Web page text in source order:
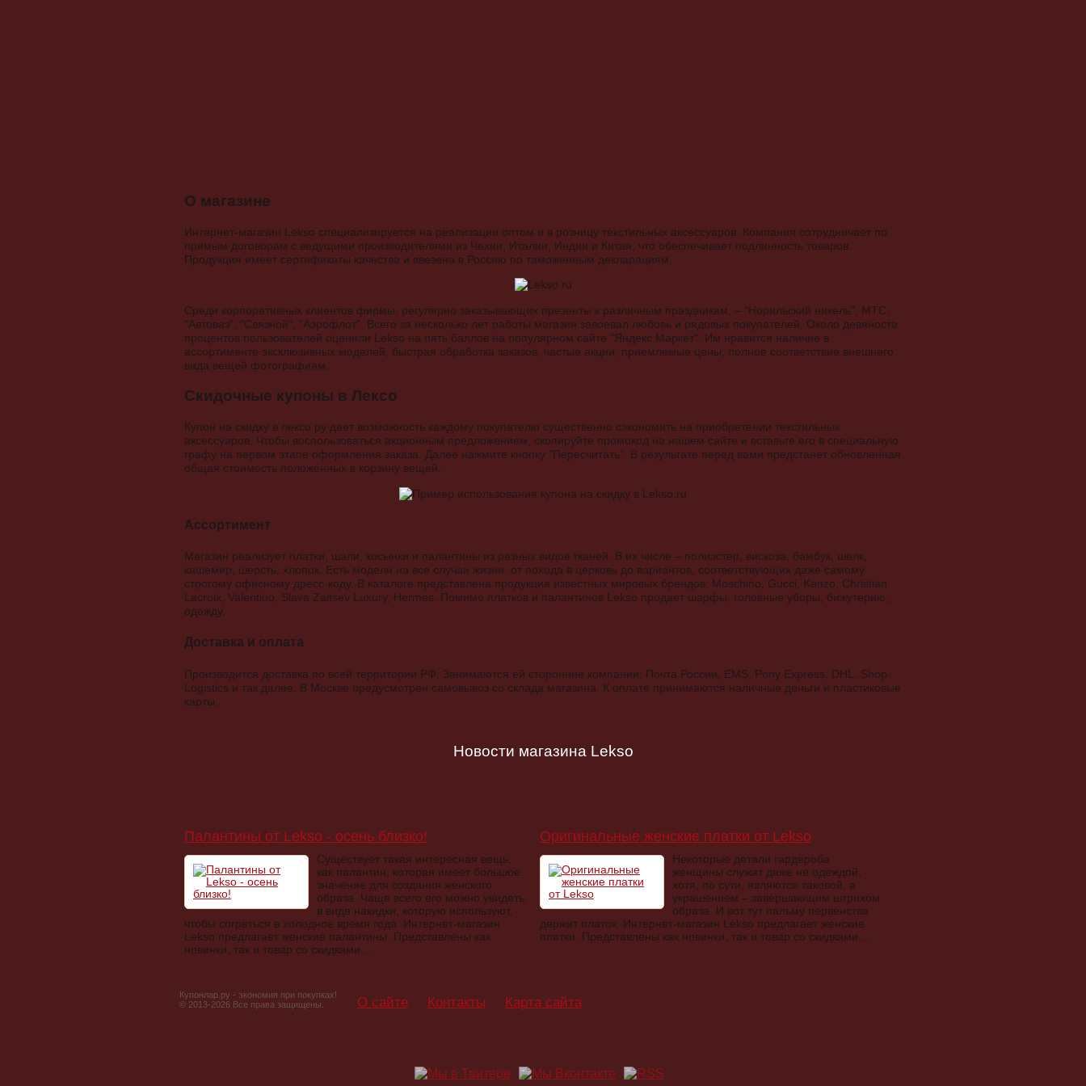
О магазине
Интернет-магазин Lekso специализируется на реализации оптом и в розницу текстильных аксессуаров. Компания сотрудничает по
прямым договорам с ведущими производителями из Чехии, Италии, Индии и Китая, что обеспечивает подлинность товаров.
Продукция имеет сертификаты качества и ввезена в Россию по таможенным декларациям.
Среди корпоративных клиентов фирмы, регулярно заказывающих презенты к различным праздникам, – "Норильский никель", МТС,
"Автоваз", "Связной", "Аэрофлот". Всего за несколько лет работы магазин завоевал любовь и рядовых покупателей. Около девяноста
процентов пользователей оценили Lekso на пять баллов на популярном сайте "Яндекс.Маркет". Им нравится наличие в
ассортименте эксклюзивных моделей, быстрая обработка заказов, частые акции, приемлемые цены, полное соответствие внешнего
вида вещей фотографиям.
Скидочные купоны в Лексо
Купон на скидку в лексо ру дает возможность каждому покупателю существенно сэкономить на приобретении текстильных
аксессуаров. Чтобы воспользоваться акционным предложением, скопируйте промокод на нашем сайте и вставьте его в специальную
графу на первом этапе оформления заказа. Далее нажмите кнопку "Пересчитать". В результате перед вами предстанет обновленная
общая стоимость положенных в корзину вещей.
Ассортимент
Магазин реализует платки, шали, косынки и палантины из разных видов тканей. В их числе – полиэстер, вискоза, бамбук, шелк,
кашемир, шерсть, хлопок. Есть модели на все случаи жизни: от похода в церковь до вариантов, соответствующих даже самому
строгому офисному дресс-коду. В каталоге представлена продукция известных мировых брендов: Moschino, Gucci, Kenzo, Christian
Lacroix, Valentino, Slava Zaitsev Luxury, Hermes. Помимо платков и палантинов Lekso продает шарфы, головные уборы, бижутерию,
одежду.
Доставка и оплата
Производится доставка по всей территории РФ. Занимаются ей сторонние компании: Почта России, EMS, Pony Express, DHL, Shop-
Logistics и так далее. В Москве предусмотрен самовывоз со склада магазина. К оплате принимаются наличные деньги и пластиковые
карты.
Новости магазина Lekso
Палантины от Lekso - осень близко!
Существует такая интересная вещь,
как палантин, которая имеет большое
значение для создания женского
образа. Чаще всего его можно увидеть
в виде накидки, которую используют,
чтобы согреться в холодное время года. Интернет-магазин
Lekso предлагает женские палантины. Представлены как
новинки, так и товар со скидками...
Оригинальные женские платки от Lekso
Некоторые детали гардероба
женщины служат даже не одеждой,
хотя, по сути, являются таковой, а
украшением – завершающим штрихом
образа. И вот тут пальму первенства
держит платок. Интернет-магазин Lekso предлагает женские
платки. Представлены как новинки, так и товар со скидками...
Купонлар.ру - экономия при покупках!
© 2013-2026 Все права защищены.
О сайте Контакты Карта сайта